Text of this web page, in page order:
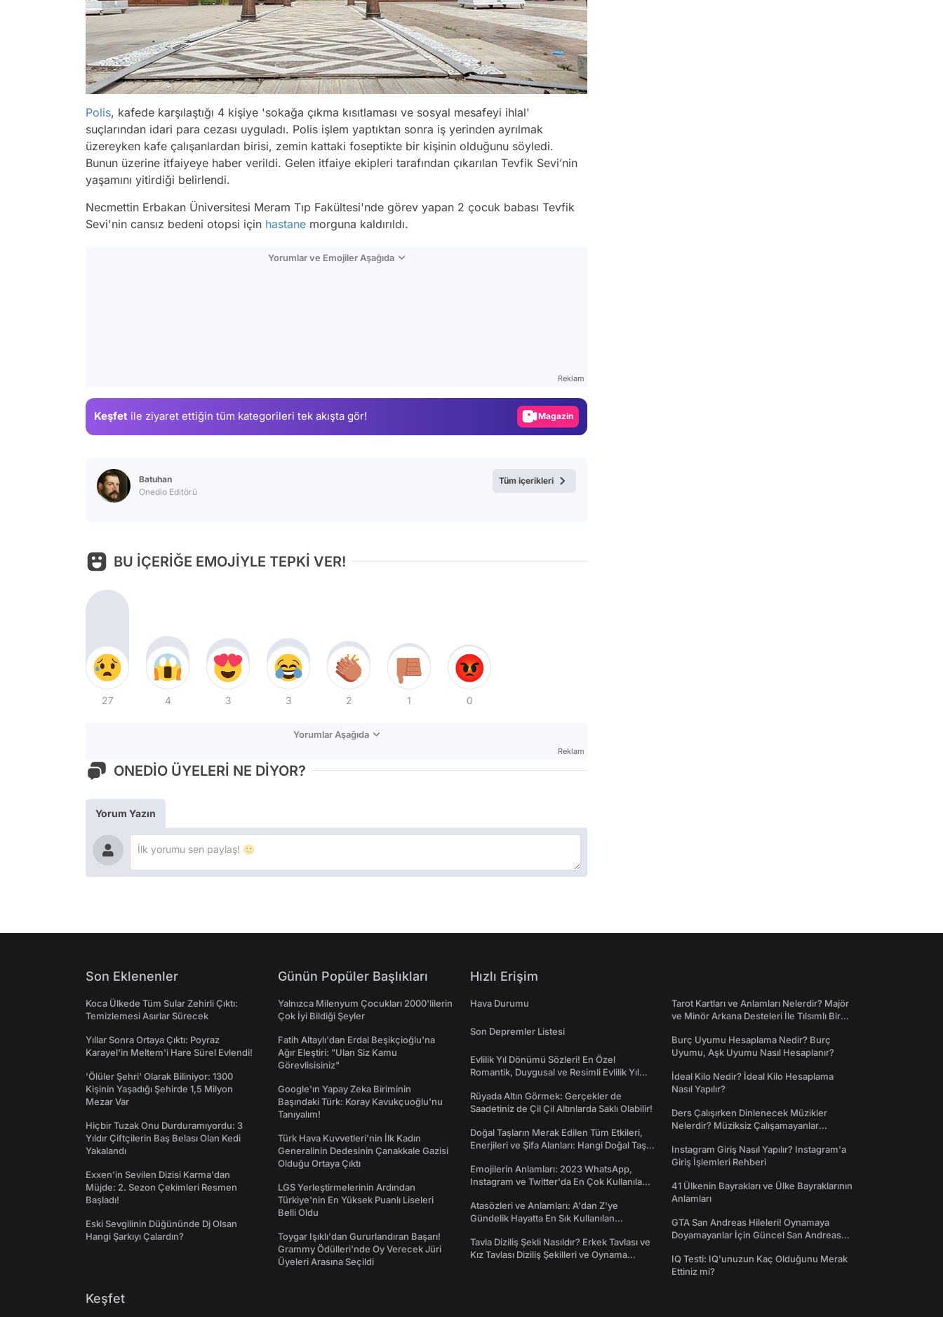
Polis, kafede karşılaştığı 4 kişiye 'sokağa çıkma kısıtlaması ve sosyal mesafeyi ihlal'
suçlarından idari para cezası uyguladı. Polis işlem yaptıktan sonra iş yerinden ayrılmak
üzereyken kafe çalışanlardan birisi, zemin kattaki foseptikte bir kişinin olduğunu söyledi.
Bunun üzerine itfaiyeye haber verildi. Gelen itfaiye ekipleri tarafından çıkarılan Tevfik Sevi’nin
yaşamını yitirdiği belirlendi.
Necmettin Erbakan Üniversitesi Meram Tıp Fakültesi'nde görev yapan 2 çocuk babası Tevfik
Sevi'nin cansız bedeni otopsi için hastane morguna kaldırıldı.
Yorumlar ve Emojiler Aşağıda
Reklam
Keşfet ile ziyaret ettiğin tüm kategorileri tek akışta gör! Magazin
Batuhan
Onedio Editörü
Tüm içerikleri
BU İÇERİĞE EMOJİYLE TEPKİ VER!
27 4 3 3 2 1 0
Yorumlar Aşağıda
Reklam
ONEDİO ÜYELERİ NE DİYOR?
Yorum Yazın
Son Eklenenler
Koca Ülkede Tüm Sular Zehirli Çıktı:
Temizlemesi Asırlar Sürecek
Yıllar Sonra Ortaya Çıktı: Poyraz
Karayel'in Meltem'i Hare Sürel Evlendi!
'Ölüler Şehri' Olarak Biliniyor: 1300
Kişinin Yaşadığı Şehirde 1,5 Milyon
Mezar Var
Hiçbir Tuzak Onu Durduramıyordu: 3
Yıldır Çiftçilerin Baş Belası Olan Kedi
Yakalandı
Exxen'in Sevilen Dizisi Karma'dan
Müjde: 2. Sezon Çekimleri Resmen
Başladı!
Eski Sevgilinin Düğününde Dj Olsan
Hangi Şarkıyı Çalardın?
Günün Popüler Başlıkları
Yalnızca Milenyum Çocukları 2000'lilerin
Çok İyi Bildiği Şeyler
Fatih Altaylı'dan Erdal Beşikçioğlu'na
Ağır Eleştiri: "Ulan Siz Kamu
Görevlisisiniz"
Google'ın Yapay Zeka Biriminin
Başındaki Türk: Koray Kavukçuoğlu'nu
Tanıyalım!
Türk Hava Kuvvetleri'nin İlk Kadın
Generalinin Dedesinin Çanakkale Gazisi
Olduğu Ortaya Çıktı
LGS Yerleştirmelerinin Ardından
Türkiye'nin En Yüksek Puanlı Liseleri
Belli Oldu
Toygar Işıklı'dan Gururlandıran Başarı!
Grammy Ödülleri'nde Oy Verecek Jüri
Üyeleri Arasına Seçildi
Hızlı Erişim
Hava Durumu
Son Depremler Listesi
Evlilik Yıl Dönümü Sözleri! En Özel
Romantik, Duygusal ve Resimli Evlilik Yıl
Rüyada Altın Görmek: Gerçekler de
Saadetiniz de Çil Çil Altınlarda Saklı Olabilir!
Doğal Taşların Merak Edilen Tüm Etkileri,
Enerjileri ve Şifa Alanları: Hangi Doğal Taş
Emojilerin Anlamları: 2023 WhatsApp,
Instagram ve Twitter'da En Çok Kullanılan
Atasözleri ve Anlamları: A'dan Z'ye
Gündelik Hayatta En Sık Kullanılan
Tavla Diziliş Şekli Nasıldır? Erkek Tavlası ve
Kız Tavlası Diziliş Şekilleri ve Oynama
Tarot Kartları ve Anlamları Nelerdir? Majör
ve Minör Arkana Desteleri İle Tılsımlı Bir
Burç Uyumu Hesaplama Nedir? Burç
Uyumu, Aşk Uyumu Nasıl Hesaplanır?
İdeal Kilo Nedir? İdeal Kilo Hesaplama
Nasıl Yapılır?
Ders Çalışırken Dinlenecek Müzikler
Nelerdir? Müziksiz Çalışamayanlar
Instagram Giriş Nasıl Yapılır? Instagram'a
Giriş İşlemleri Rehberi
41 Ülkenin Bayrakları ve Ülke Bayraklarının
Anlamları
GTA San Andreas Hileleri! Oynamaya
Doyamayanlar İçin Güncel San Andreas
IQ Testi: IQ'unuzun Kaç Olduğunu Merak
Ettiniz mi?
Keşfet